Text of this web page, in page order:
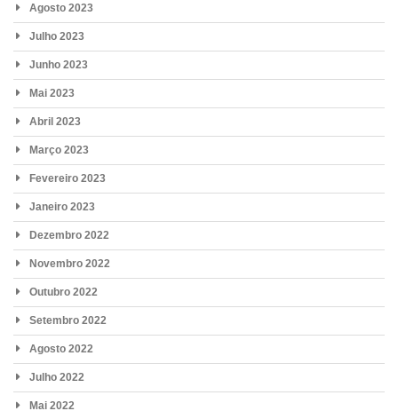
Agosto 2023
Julho 2023
Junho 2023
Mai 2023
Abril 2023
Março 2023
Fevereiro 2023
Janeiro 2023
Dezembro 2022
Novembro 2022
Outubro 2022
Setembro 2022
Agosto 2022
Julho 2022
Mai 2022